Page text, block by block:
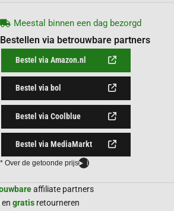
Meestal binnen een dag bezorgd
Bestellen via betrouwbare partners
Bestel via Amazon.nl
Bestel via bol
Bestel via Coolblue
Bestel via MediaMarkt
* Over de getoonde prijs i
affiliate partners
gratis retourneren